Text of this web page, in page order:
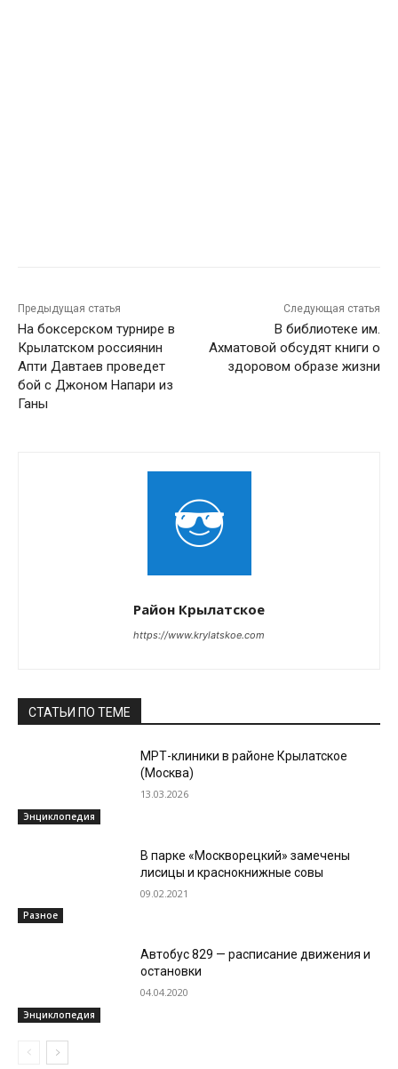
Предыдущая статья
На боксерском турнире в
Крылатском россиянин
Апти Давтаев проведет
бой с Джоном Напари из
Ганы
Следующая статья
В библиотеке им.
Ахматовой обсудят книги о
здоровом образе жизни
Район Крылатское
https://www.krylatskoe.com
СТАТЬИ ПО ТЕМЕ
Энциклопедия
МРТ-клиники в районе Крылатское
(Москва)
13.03.2026
Разное
В парке «Москворецкий» замечены
лисицы и краснокнижные совы
09.02.2021
Энциклопедия
Автобус 829 — расписание движения и
остановки
04.04.2020